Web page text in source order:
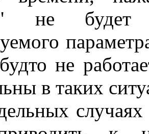
не будет
не
в таких
случаях